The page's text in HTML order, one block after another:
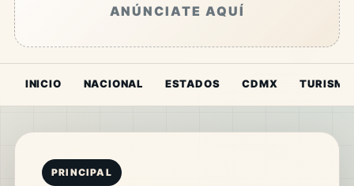
ANÚNCIATE AQUÍ
INICIO NACIONAL ESTADOS CDMX TURISMO
PRINCIPAL